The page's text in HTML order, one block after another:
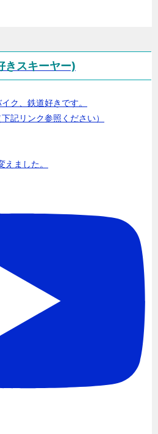
きスキーヤー)
ク、鉄道好きです。
記リンク参照ください）
ました。